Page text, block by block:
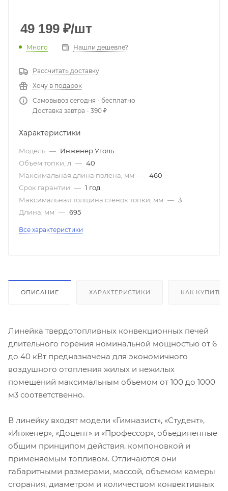
49 199 ₽/шт
Много Нашли дешевле?
Рассчитать доставку
Хочу в подарок
Самовывоз сегодня - бесплатно
Доставка завтра - 390 ₽
Характеристики
Модель — Инженер Уголь
Объем топки, л — 40
Максимальная длина полена, мм — 460
Срок гарантии — 1 год
Максимальная толщина стенок топки, мм — 3
Длина, мм — 695
Все характеристики
ОПИСАНИЕ ХАРАКТЕРИСТИКИ КАК КУПИТЬ
Линейка твердотопливных конвекционных печей
длительного горения номинальной мощностью от 6
до 40 кВт предназначена для экономичного
воздушного отопления жилых и нежилых
помещений максимальным объемом от 100 до 1000
м3 соответственно.
В линейку входят модели «Гимназист», «Студент»,
«Инженер», «Доцент» и «Профессор», объединенные
общим принципом действия, компоновкой и
применяемым топливом. Отличаются они
габаритными размерами, массой, объемом камеры
сгорания, диаметром и количеством конвективных